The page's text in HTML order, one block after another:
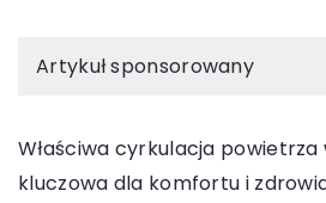
Artykuł sponsorowany
Właściwa cyrkulacja powietrza
kluczowa dla komfortu i